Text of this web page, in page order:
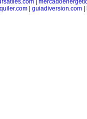
|
| guiadiversion.com|